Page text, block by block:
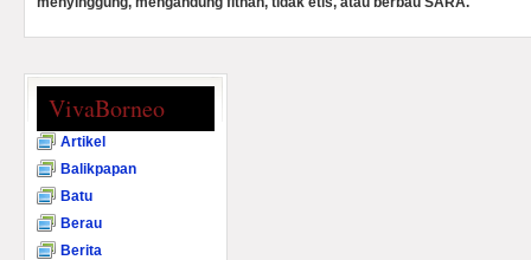
VivaBorneo
Artikel
Balikpapan
Batu
Berau
Berita